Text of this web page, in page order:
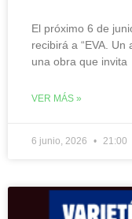
El próximo 6 de
recibirá a “EVA. Un
una obra que invita
VER MÁS »
6 junio, 2026 21:00